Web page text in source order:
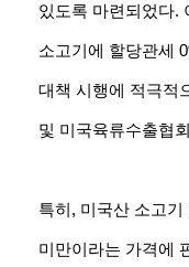
있도록 마련되었다.
소고기에 할당관세
대책 시행에 적극적
및 미국육류수출협
특히, 미국산 소고기
미만이라는 가격에